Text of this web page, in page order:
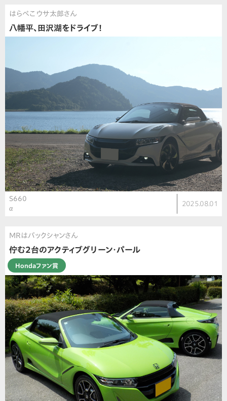
はらぺこウサ太郎さん
八幡平、田沢湖をドライブ！
S660
α
2025.08.01
MRはバックシャンさん
佇む2台のアクティブグリーン・パール
Hondaファン賞